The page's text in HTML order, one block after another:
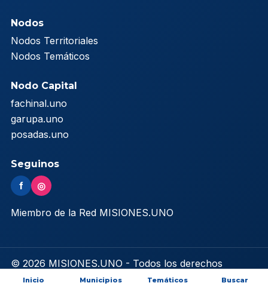
Nodos
Nodos Territoriales
Nodos Temáticos
Nodo Capital
fachinal.uno
garupa.uno
posadas.uno
Seguinos
f ◎
Miembro de la Red MISIONES.UNO
© 2026 MISIONES.UNO - Todos los derechos
reservados
Inicio Municipios Temáticos Buscar